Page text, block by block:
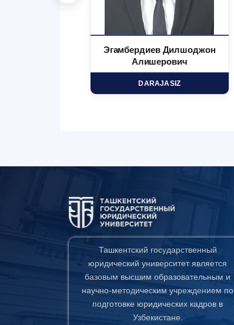
Эгамбердиев Дилшоджон
Алишерович
DARAJASIZ
Ташкентский государственный
юридический университет является
базовым высшим образовательным и
научно-методическим учреждением по
подготовке юридических кадров в
Узбекистане.